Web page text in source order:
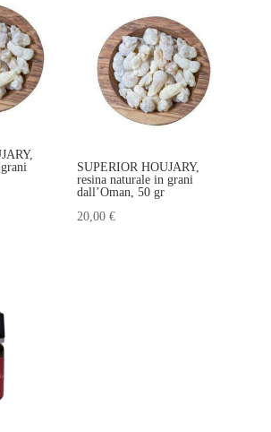
SUPERIOR HOUJARY,
resina naturale in grani
dall’Oman, 50 gr
20,00€